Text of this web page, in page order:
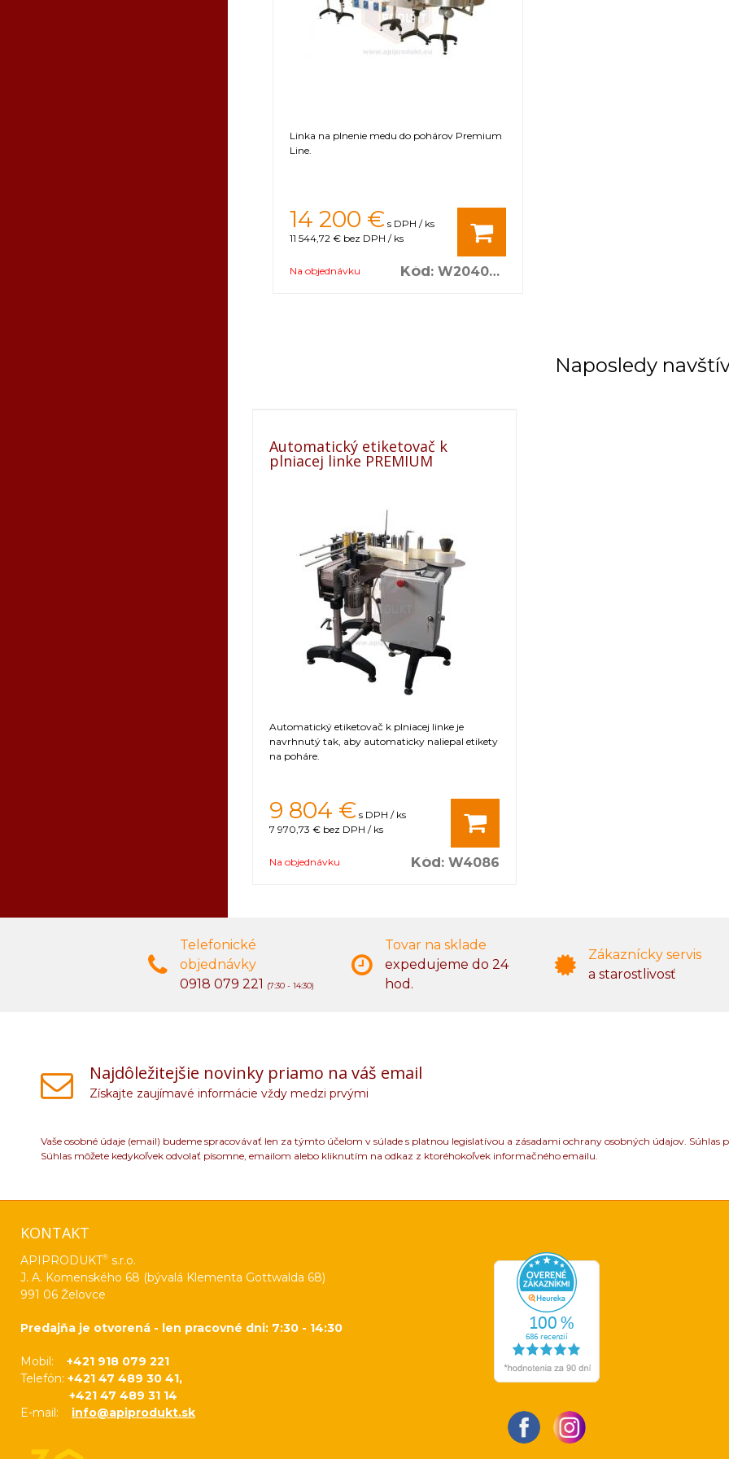
Tovar, ktorý nie je uvádzaný ako tovar skladom, vieme
Linka na plnenie medu do pohárov Premium
Line.
14 200 € s DPH / ks
11 544,72 € bez DPH / ks
Na objednávku Kód: W204004
Naposledy
Automatický etiketovač k
plniacej linke PREMIUM
Automatický etiketovač k plniacej linke je
navrhnutý tak, aby automaticky naliepal etikety
na poháre.
9 804 € s DPH / ks
7 970,73 € bez DPH / ks
Na objednávku Kód: W4086
Telefonické
objednávky
0918 079 221
(7:30 - 14:30)
Tovar na sklade
expedujeme do 24
hod.
Zákaznícky servis
a starostlivosť
Najdôležitejšie novinky priamo na váš email
Získajte zaujímavé informácie vždy medzi prvými
Vaše osobné údaje (email) budeme spracovávať len za týmto účelom v súlade s platnou legislatívou a zásadami ochrany osobných údajov.
Súhlas môžete kedykoľvek odvolať písomne, emailom alebo kliknutím na odkaz z ktoréhokoľvek informačného emailu.
KONTAKT
APIPRODUKT® s.r.o.
J. A. Komenského 68 (bývalá Klementa Gottwalda 68)
991 06 Želovce
Predajňa je otvorená - len pracovné dni: 7:30 - 14:30
Mobil: +421 918 079 221
Telefón: +421 47 489 30 41,
+421 47 489 31 14
E-mail: info@apiprodukt.sk